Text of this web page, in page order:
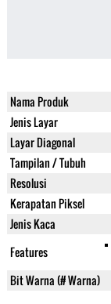
Nama Produk
Jenis Layar
Layar Diagonal
Tampilan / Tubuh
Resolusi
Kerapatan Piksel
Jenis Kaca
Features
Bit Warna (# Warna)